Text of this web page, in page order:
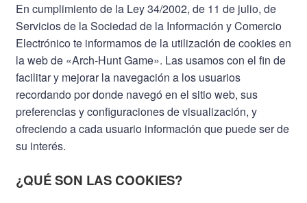
Arquitectura
Sobre nosotros
En cumplimiento de la Ley 34/2002, de 11 de julio, de
Servicios de la Sociedad de la Información y Comercio
Electrónico te informamos de la utilización de cookies en
la web de «Arch-Hunt Game». Las usamos con el fin de
facilitar y mejorar la navegación a los usuarios
recordando por donde navegó en el sitio web, sus
preferencias y configuraciones de visualización, y
ofreciendo a cada usuario información que puede ser de
su interés.
¿QUÉ SON LAS COOKIES?